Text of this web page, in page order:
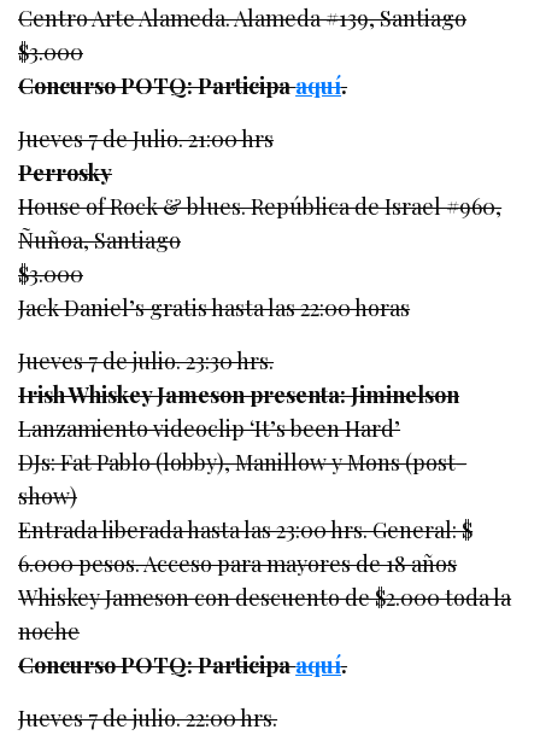
Centro Arte Alameda. Alameda #139, Santiago
$3.000
Concurso POTQ: Participaaquí.
Jueves 7 de Julio. 21:00 hrs
Perrosky
House of Rock & blues. República de Israel #960,
Ñuñoa, Santiago
$3.000
Jack Daniel’s gratis hasta las 22:00 horas
Jueves 7 de julio. 23:30 hrs.
Irish Whiskey Jameson presenta: Jiminelson
Lanzamiento videoclip ‘It’s been Hard’
DJs: Fat Pablo (lobby), Manillow y Mons (post-
show)
Entrada liberada hasta las 23:00 hrs. General: $
6.000 pesos. Acceso para mayores de 18 años
Whiskey Jameson con descuento de $2.000 toda la
noche
Concurso POTQ: Participaaquí.
Jueves 7 de julio. 22:00 hrs.